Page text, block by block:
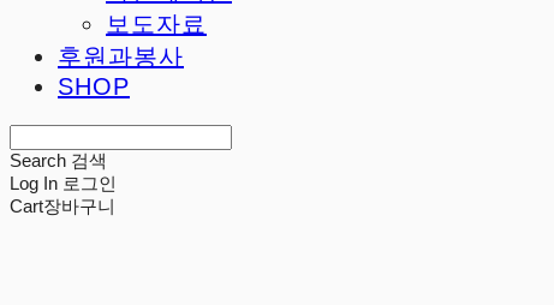
보도자료
후원과봉사
SHOP
Search 검색
Log In 로그인
Cart장바구니